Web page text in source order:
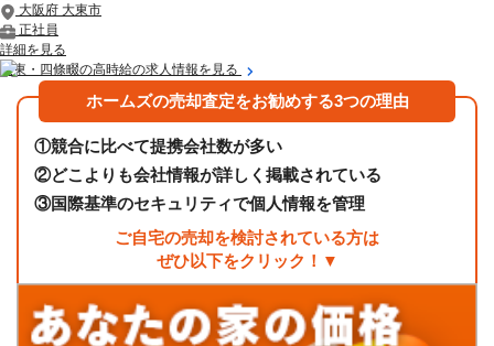
大阪府 大東市
正社員
詳細を見る
大東・四條畷の高時給の求人情報を見る
ホームズの売却査定をお勧めする3つの理由
①競合に比べて提携会社数が多い
②どこよりも会社情報が詳しく掲載されている
③国際基準のセキュリティで個人情報を管理
ご自宅の売却を検討されている方は
ぜひ以下をクリック！▼